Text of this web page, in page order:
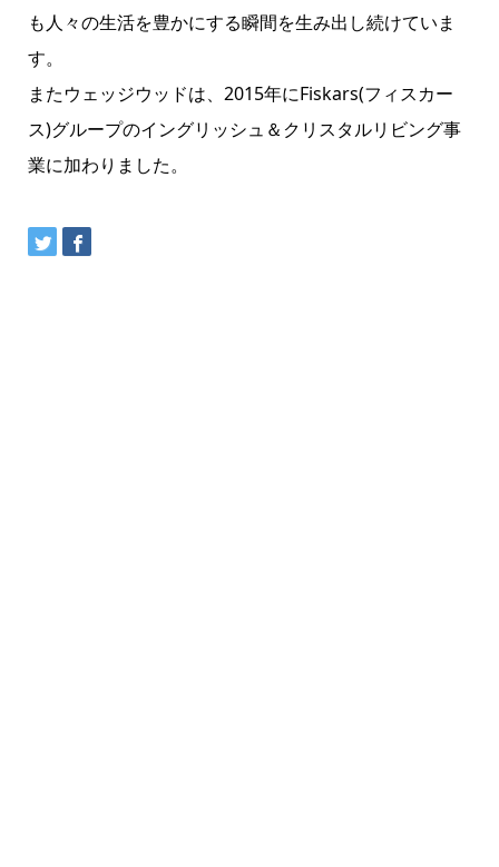
も人々の生活を豊かにする瞬間を生み出し続けていま
す。
またウェッジウッドは、2015年にFiskars(フィスカー
ス)グループのイングリッシュ＆クリスタルリビング事
業に加わりました。